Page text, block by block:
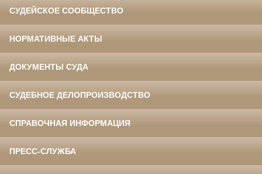
СУДЕЙСКОЕ СООБЩЕСТВО
НОРМАТИВНЫЕ АКТЫ
ДОКУМЕНТЫ СУДА
СУДЕБНОЕ ДЕЛОПРОИЗВОДСТВО
СПРАВОЧНАЯ ИНФОРМАЦИЯ
ПРЕСС-СЛУЖБА